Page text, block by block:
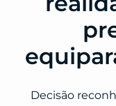
Decisão